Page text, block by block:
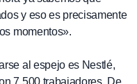
y eso es precisamente
momentos».
al espejo es Nestlé,
7.500 trabajadores. De